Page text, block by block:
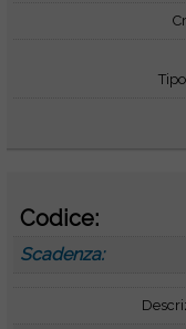
Codice:
Scadenza: